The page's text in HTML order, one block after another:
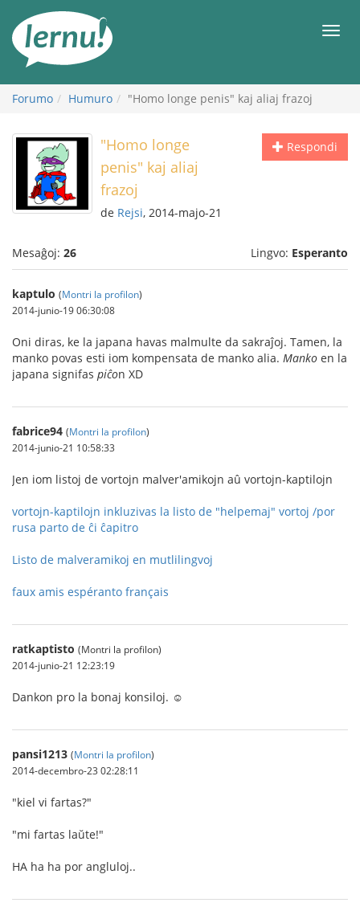
enhavo
Forumo Humuro "Homo longe penis" kaj aliaj frazoj
Respondi
"Homo longe
penis" kaj aliaj
frazoj
de Rejsi, 2014-majo-21
Mesaĝoj: 26 Lingvo: Esperanto
kaptulo (Montri la profilon)
2014-junio-19 06:30:08
Oni diras, ke la japana havas malmulte da sakraĵoj. Tamen, la
manko povas esti iom kompensata de manko alia. Manko en la
japana signifas piĉon XD
fabrice94 (Montri la profilon)
2014-junio-21 10:58:33
Jen iom listoj de vortojn malver'amikojn aû vortojn-kaptilojn
vortojn-kaptilojn inkluzivas la listo de "helpemaj" vortoj /por
rusa parto de ĉi ĉapitro
Listo de malveramikoj en mutlilingvoj
faux amis espéranto français
ratkaptisto (Montri la profilon)
2014-junio-21 12:23:19
Dankon pro la bonaj konsiloj. ☺
pansi1213 (Montri la profilon)
2014-decembro-23 02:28:11
"kiel vi fartas?"
"mi fartas laŭte!"
HA ha ha por angluloj..